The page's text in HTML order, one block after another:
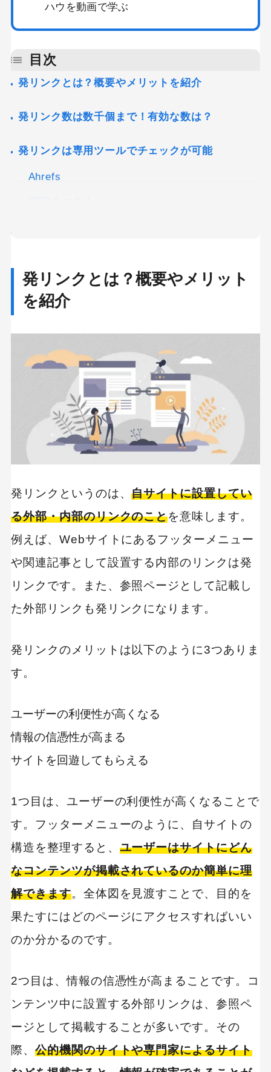
キーワードから記事を検索
カテゴリーから記事を検索
検索する
人気のキーワード
Googleアナリティクス
Google広告
ハウを動画で学ぶ
目次
発リンクとは？概要やメリットを紹介
発リンク数は数千個まで！有効な数は？
発リンクは専用ツールでチェックが可能
Ahrefs
発リンクと被リンクのどっちがSEOに有利？
質の悪い発リンクがあるとペナルティの対象に
発リンクは必要に応じてnofollowやnoindexを
nofollowの書き方
noindexの書き方
発リンクの貼り方は？
発リンクは独自コンテンツの補強に使うこと
発リンクに関するQ&A
Q. 発リンクはhtmlでどう記述する？
Q. 発リンクにデメリットはある？
発リンクのまとめ
発リンクとは？概要やメリット
を紹介
発リンクというのは、自サイトに設置してい
る外部・内部のリンクのことを意味します。
例えば、Webサイトにあるフッターメニュー
や関連記事として設置する内部のリンクは発
リンクです。また、参照ページとして記載し
た外部リンクも発リンクになります。
発リンクのメリットは以下のように3つありま
す。
ユーザーの利便性が高くなる
情報の信憑性が高まる
サイトを回遊してもらえる
1つ目は、ユーザーの利便性が高くなることで
す。フッターメニューのように、自サイトの
構造を整理すると、 ユーザーはサイトにどん
なコンテンツが掲載されているのか簡単に理
解できます。全体図を見渡すことで、目的を
果たすにはどのページにアクセスすればいい
のか分かるのです。
2つ目は、情報の信憑性が高まることです。コ
ンテンツ中に設置する外部リンクは、参照ペ
ージとして掲載することが多いです。その
際、 公的機関のサイトや専門家によるサイト